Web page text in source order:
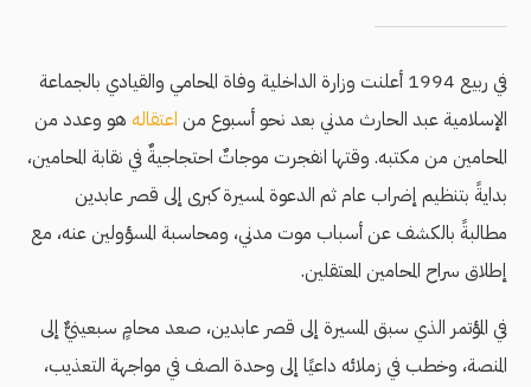
في ربيع 1994 أعلنت وزارة الداخلية وفاة المحامي والقيادي بالجماعة
الإسلامية عبد الحارث مدني بعد نحو أسبوع من اعتقاله هو وعدد من
المحامين من مكتبه. وقتها انفجرت موجاتٌ احتجاجيةٌ في نقابة المحامين،
بدايةً بتنظيم إضراب عام ثم الدعوة لمسيرة كبرى إلى قصر عابدين
مطالبةً بالكشف عن أسباب موت مدني، ومحاسبة المسؤولين عنه، مع
إطلاق سراح المحامين المعتقلين.
في المؤتمر الذي سبق المسيرة إلى قصر عابدين، صعد محامٍ سبعينيٌّ إلى
المنصة، وخطب في زملائه داعيًا إلى وحدة الصف في مواجهة التعذيب،